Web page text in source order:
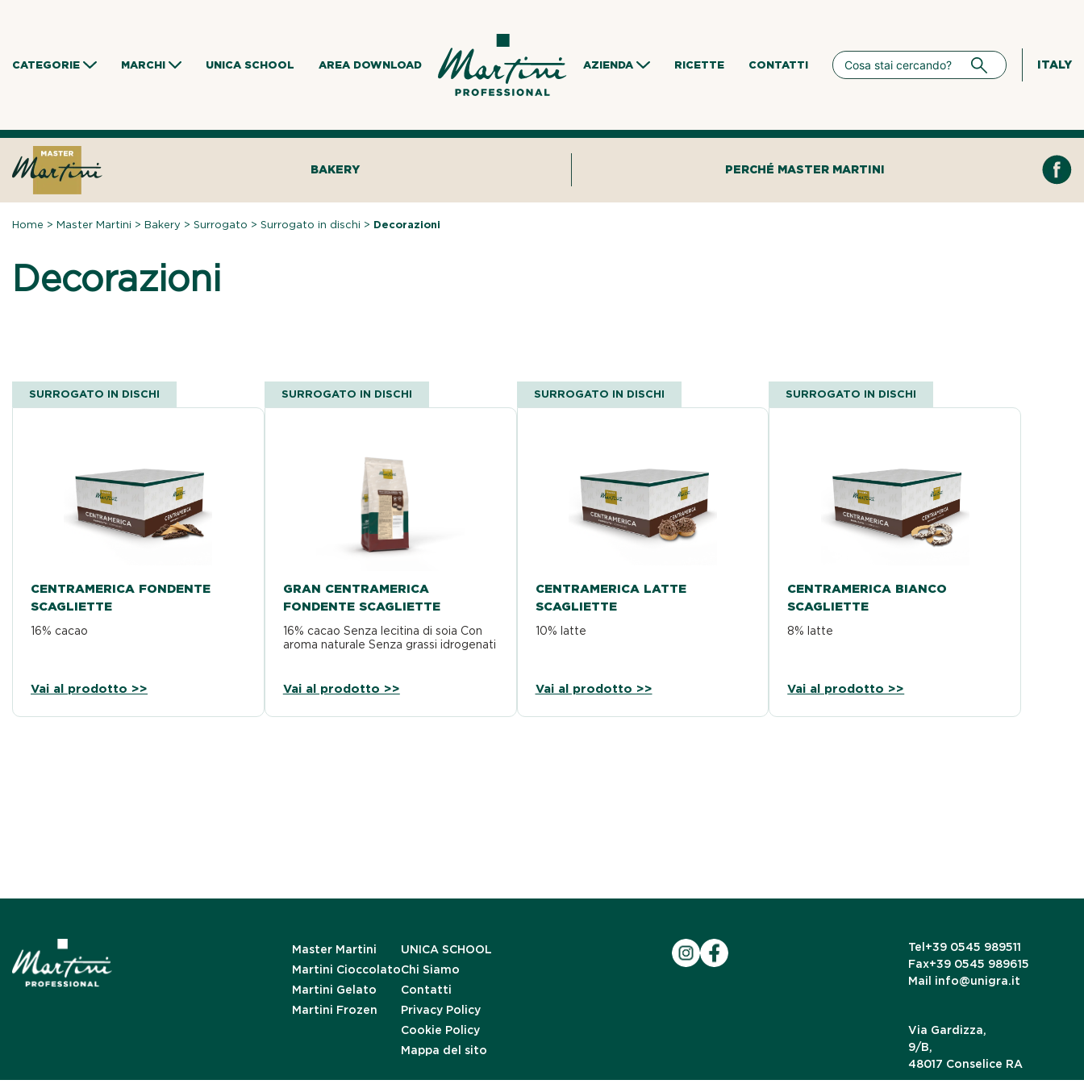
CATEGORIE MARCHI UNICA SCHOOL AREA DOWNLOAD AZIENDA RICETTE CONTATTI ITALY
BAKERY PERCHÉ MASTER MARTINI
Home >Master Martini >Bakery >Surrogato >Surrogato in dischi > Decorazioni
Decorazioni
SURROGATO IN DISCHI
CENTRAMERICA FONDENTE
SCAGLIETTE
16% cacao
Vai al prodotto >>
SURROGATO IN DISCHI
GRAN CENTRAMERICA
FONDENTE SCAGLIETTE
16% cacao Senza lecitina di soia Con
aroma naturale Senza grassi idrogenati
Vai al prodotto >>
SURROGATO IN DISCHI
CENTRAMERICA LATTE
SCAGLIETTE
10% latte
Vai al prodotto >>
SURROGATO IN DISCHI
CENTRAMERICA BIANCO
SCAGLIETTE
8% latte
Vai al prodotto >>
Master Martini
Martini Cioccolato
Martini Gelato
Martini Frozen
UNICA SCHOOL
Chi Siamo
Contatti
Privacy Policy
Cookie Policy
Mappa del sito
Tel +39 0545 989511
Fax+39 0545 989615
Mail info@unigra.it
Via Gardizza,
9/B,
48017 Conselice RA